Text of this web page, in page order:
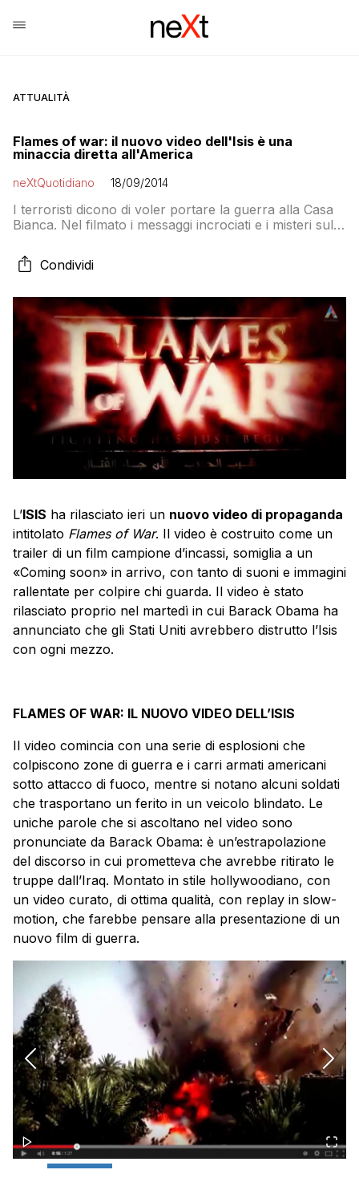
ATTUALITÀ
Flames of war: il nuovo video dell'Isis è una
minaccia diretta all'America
neXtQuotidiano 18/09/2014
I terroristi dicono di voler portare la guerra alla Casa
Bianca. Nel filmato i messaggi incrociati e i misteri sul
parla di pericolo reale. E un forum online insegna a
costruire bombe artigianali
Condividi
L’ISIS ha rilasciato ieri un nuovo video di propaganda
intitolato Flames of War. Il video è costruito come un
trailer di un film campione d’incassi, somiglia a un
«Coming soon» in arrivo, con tanto di suoni e immagini
rallentate per colpire chi guarda. Il video è stato
rilasciato proprio nel martedì in cui Barack Obama ha
annunciato che gli Stati Uniti avrebbero distrutto l’Isis
con ogni mezzo.
FLAMES OF WAR: IL NUOVO VIDEO DELL’ISIS
Il video comincia con una serie di esplosioni che
colpiscono zone di guerra e i carri armati americani
sotto attacco di fuoco, mentre si notano alcuni soldati
che trasportano un ferito in un veicolo blindato. Le
uniche parole che si ascoltano nel video sono
pronunciate da Barack Obama: è un’estrapolazione
del discorso in cui prometteva che avrebbe ritirato le
truppe dall’Iraq. Montato in stile hollywoodiano, con
un video curato, di ottima qualità, con replay in slow-
motion, che farebbe pensare alla presentazione di un
nuovo film di guerra.